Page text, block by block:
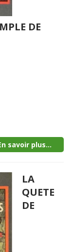
DE
savoir plus...
LA
QUETE
DE